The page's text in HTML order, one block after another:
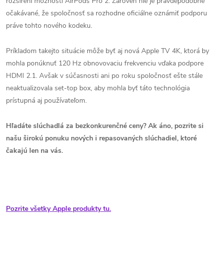
očakávané, že spoločnosť sa rozhodne oficiálne oznámiť podporu
práve tohto nového kodeku.
Príkladom takejto situácie môže byť aj nová Apple TV 4K, ktorá by
mohla ponúknuť 120 Hz obnovovaciu frekvenciu vďaka podpore
HDMI 2.1. Avšak v súčasnosti ani po roku spoločnosť ešte stále
neaktualizovala set-top box, aby mohla byť táto technológia
prístupná aj používateľom.
Hľadáte slúchadlá za bezkonkurenčné ceny? Ak áno, pozrite si
našu širokú ponuku nových i repasovaných slúchadiel, ktoré
čakajú len na vás.
Pozrite všetky Apple produkty tu.